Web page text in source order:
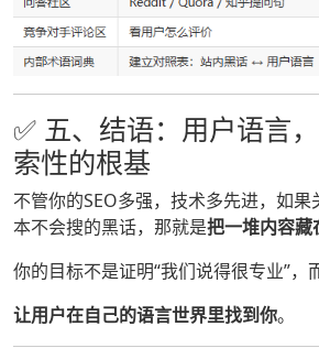
✅ 五、结语：用户语言
索性的根基
不管你的SEO多强，技术多先进，如
本不会搜的黑话，那就是把一堆内容藏
你的目标不是证明“我们说得很专业”，
让用户在自己的语言世界里找到你。